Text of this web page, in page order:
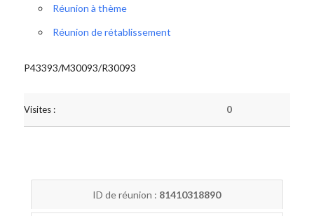
Réunion à thème
Réunion de rétablissement
P43393/M30093/R30093
Visites : 0
ID de réunion : 81410318890